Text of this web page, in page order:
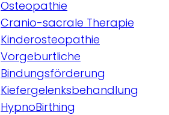
Osteopathie
Cranio-sacrale Therapie
Kinderosteopathie
Vorgeburtliche
Bindungsförderung
Kiefergelenksbehandlung
HypnoBirthing